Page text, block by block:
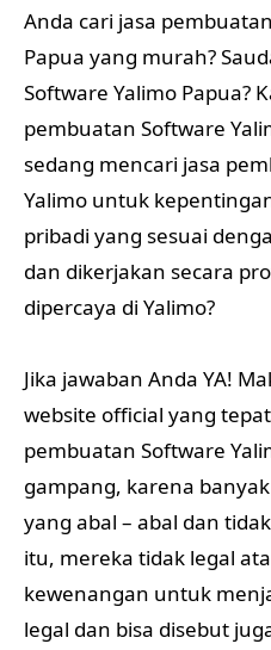
Anda cari jasa
Papua yang murah?
Software Yalimo Papua?
pembuatan Software
sedang mencari jasa
Yalimo untuk
pribadi yang sesuai
dan dikerjakan secara
dipercaya di Yalimo?
Jika jawaban Anda YA!
website official yang
pembuatan Software
gampang, karena
yang abal – abal dan
itu, mereka tidak legal
kewenangan untuk
legal dan bisa disebut